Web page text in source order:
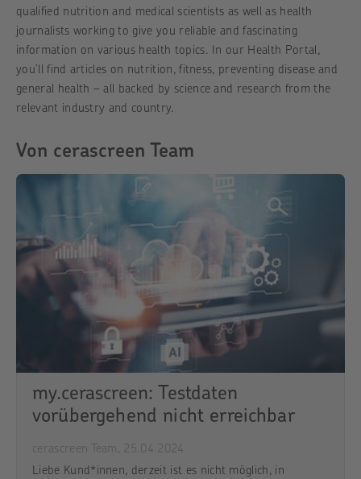
qualified nutrition and medical scientists as well as health
journalists working to give you reliable and fascinating
information on various health topics. In our Health Portal,
you’ll find articles on nutrition, fitness, preventing disease and
general health – all backed by science and research from the
relevant industry and country.
Von cerascreen Team
my.cerascreen: Testdaten
vorübergehend nicht erreichbar
cerascreen Team, 25.04.2024
Liebe Kund*innen, derzeit ist es nicht möglich, in